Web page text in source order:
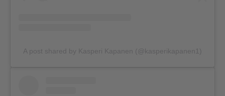
A post shared by Kasperi Kapanen (@kasperikapanen1)